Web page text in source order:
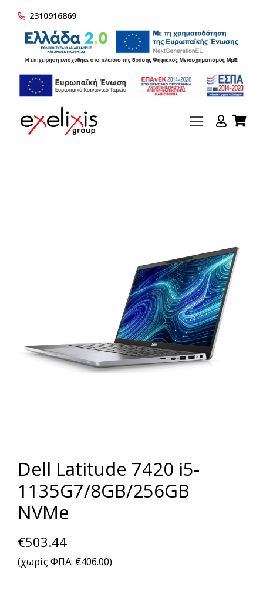
2310916869
Dell Latitude 7420 i5-
1135G7/8GB/256GB
NVMe
€503.44
(χωρίς ΦΠΑ: €406.00)